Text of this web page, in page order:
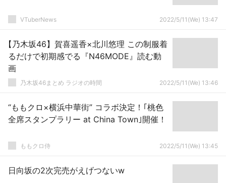
VTuberNews 2022/5/11(We) 13:47
【乃木坂46】賀喜遥香×北川悠理 この制服着
るだけで初期感でる『N46MODE』読む動
画
乃木坂46まとめ ラジオの時間 2022/5/11(We) 13:46
“ももクロ×横浜中華街” コラボ決定！｢桃色
全席スタンプラリー at China Town｣開催！
ももクロ侍 2022/5/11(We) 13:45
日向坂の2次完売がえげつないw